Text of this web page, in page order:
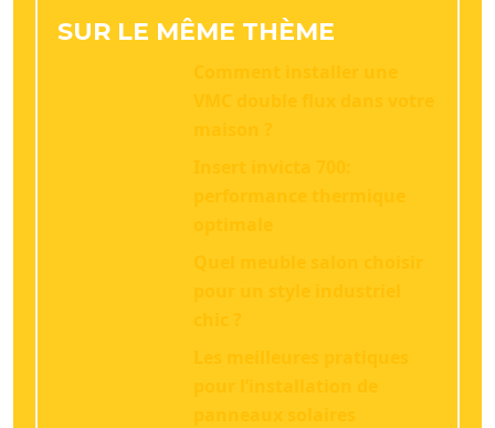
SUR LE MÊME THÈME
Comment installer une
VMC double flux dans votre
maison ?
Insert invicta 700:
performance thermique
optimale
Quel meuble salon choisir
pour un style industriel
chic ?
Les meilleures pratiques
pour l’installation de
panneaux solaires